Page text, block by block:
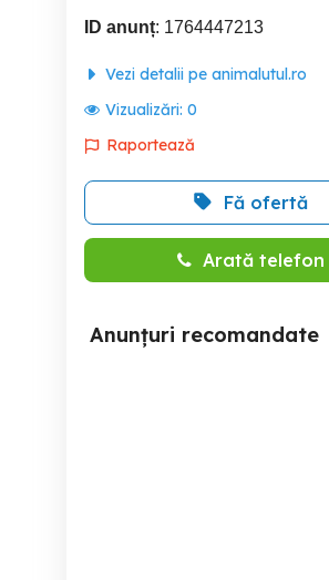
ID anunț: 1764447213
Vezi detalii pe animalutul.ro
Vizualizări: 0
Raportează
Fă ofertă
Arată telefon
Anunțuri recomandate